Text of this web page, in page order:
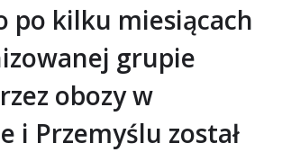
po kilku miesiącach
grupie
obozy w
i Przemyślu został